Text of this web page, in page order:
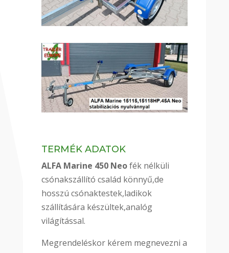
TERMÉK ADATOK
ALFA Marine 450 Neofék nélküli
csónakszállító család könnyű,de
hosszú csónaktestek,ladikok
szállítására készültek,analóg
világítással.
Megrendeléskor kérem megnevezni a